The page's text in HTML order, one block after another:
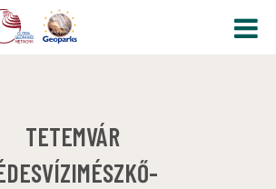
TETEMVÁR